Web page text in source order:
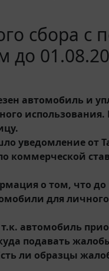
сбора с
до
автомобиль и
использования.
уведомление от
коммерческой
о том, что до
для
автомобиль
подавать
ли образцы